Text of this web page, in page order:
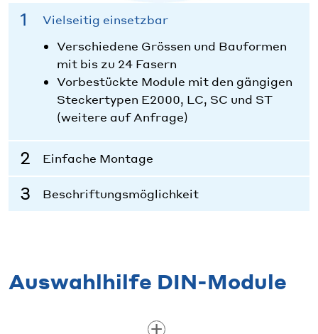
Vielseitig einsetzbar
Verschiedene Grössen und Bauformen
mit bis zu 24 Fasern
Vorbestückte Module mit den gängigen
Steckertypen E2000, LC, SC und ST
(weitere auf Anfrage)
Einfache Montage
Beschriftungsmöglichkeit
Auswahlhilfe DIN-Module